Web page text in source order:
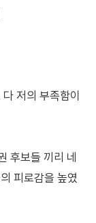
저의 부족함이
후보들 끼리 네
피로감을 높였